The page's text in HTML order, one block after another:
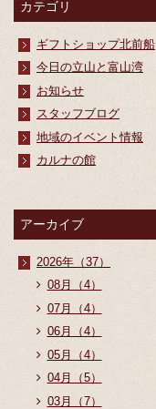
カテゴリ
ギフトショップ北前船
今日の立山と富山湾
お知らせ
スタッフブログ
地域のイベント情報
カルナの館
アーカイブ
2026年（37）
08月（4）
07月（4）
06月（4）
05月（4）
04月（5）
03月（7）